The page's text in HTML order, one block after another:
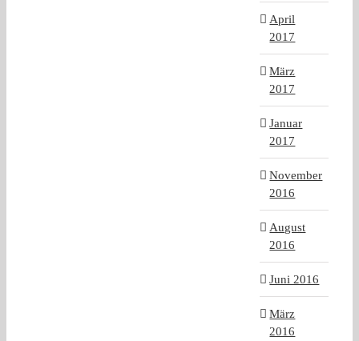
April
2017
März
2017
Januar
2017
November
2016
August
2016
Juni 2016
März
2016